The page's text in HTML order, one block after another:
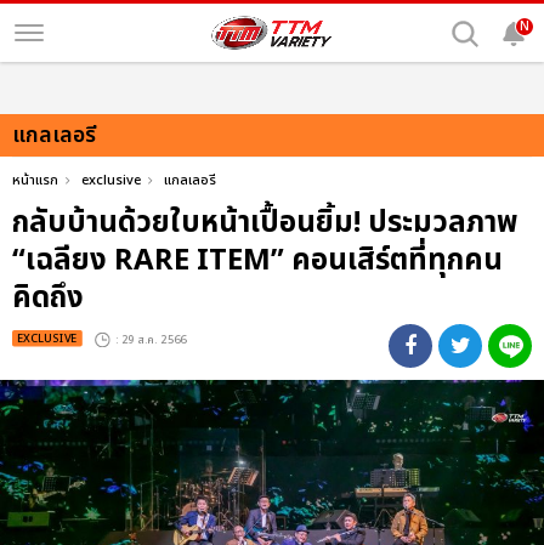
N
แกลเลอรี
หน้าแรก exclusive แกลเลอรี
กลับบ้านด้วยใบหน้าเปื้อนยิ้ม! ประมวลภาพ
“เฉลียง RARE ITEM” คอนเสิร์ตที่ทุกคน
คิดถึง
EXCLUSIVE : 29 ส.ค. 2566